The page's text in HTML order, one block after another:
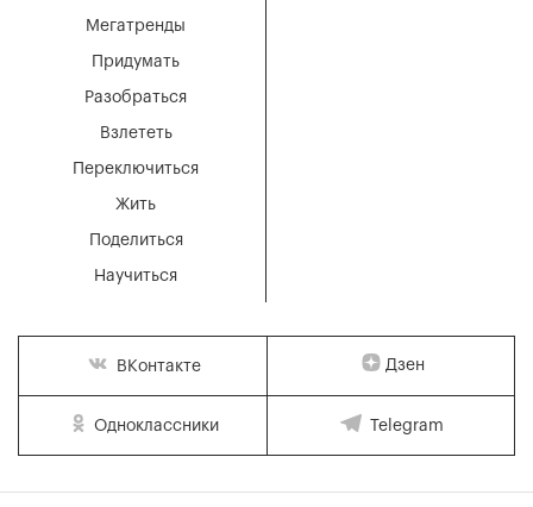
Мегатренды
Придумать
Разобраться
Взлететь
Переключиться
Жить
Поделиться
Научиться
ВКонтакте Дзен
Одноклассники Telegram